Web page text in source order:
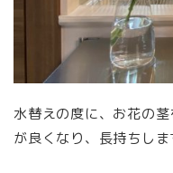
水替えの度に、お花の
が良くなり、長持ちしま